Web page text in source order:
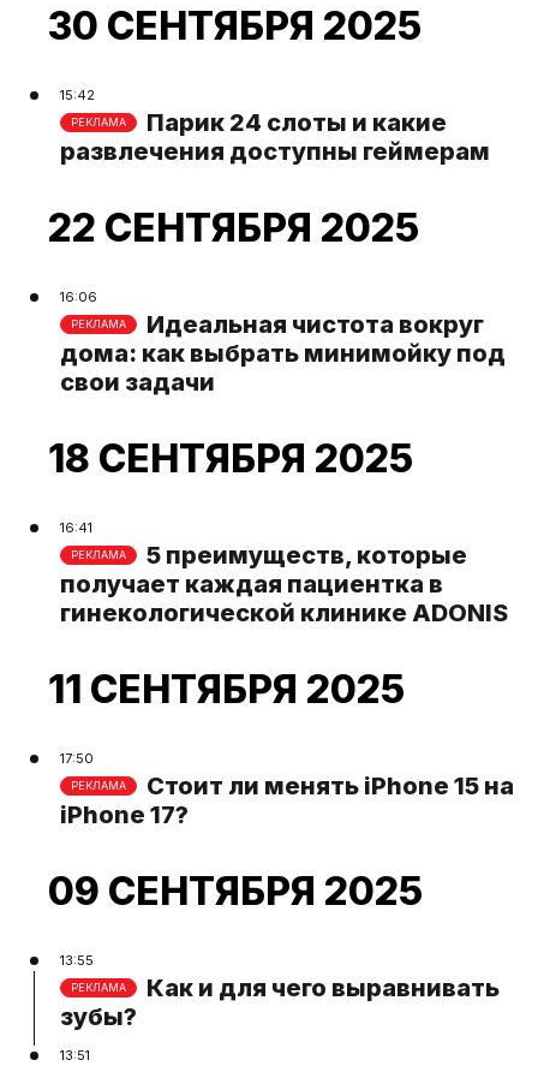
30 СЕНТЯБРЯ 2025
15:42
РЕКЛАМА
Парик 24 слоты и какие
развлечения доступны геймерам
22 СЕНТЯБРЯ 2025
16:06
РЕКЛАМА
Идеальная чистота вокруг
дома: как выбрать минимойку под
свои задачи
18 СЕНТЯБРЯ 2025
16:41
РЕКЛАМА
5 преимуществ, которые
получает каждая пациентка в
гинекологической клинике ADONIS
11 СЕНТЯБРЯ 2025
17:50
РЕКЛАМА
Стоит ли менять iPhone 15 на
iPhone 17?
09 СЕНТЯБРЯ 2025
13:55
РЕКЛАМА
Как и для чего выравнивать
зубы?
13:51